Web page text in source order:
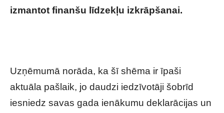
izmantot finanšu līdzekļu izkrāpšanai.
Uzņēmumā norāda, ka šī shēma ir īpaši
aktuāla pašlaik, jo daudzi iedzīvotāji šobrīd
iesniedz savas gada ienākumu deklarācijas un